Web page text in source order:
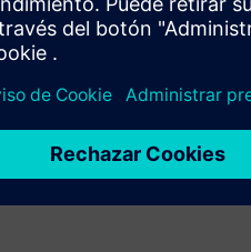
nunca de la plataforma.